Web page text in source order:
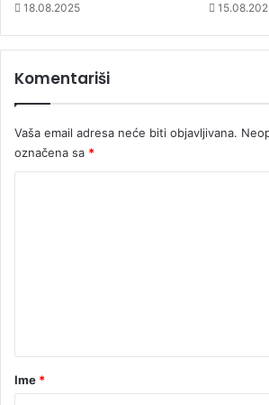
18.08.2025
Komentariši
Vaša email adresa neće biti objavljivana.
označena sa *
rIme *